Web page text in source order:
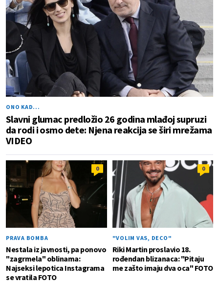
ONO KAD...
Slavni glumac predložio 26 godina mlađoj supruzi
da rodi i osmo dete: Njena reakcija se širi mrežama
VIDEO
0
PRAVA BOMBA
Nestala iz javnosti, pa ponovo
"zagrmela" oblinama:
Najseksi lepotica Instagrama
se vratila FOTO
0
"VOLIM VAS, DECO"
Riki Martin proslavio 18.
rođendan blizanaca: "Pitaju
me zašto imaju dva oca" FOTO